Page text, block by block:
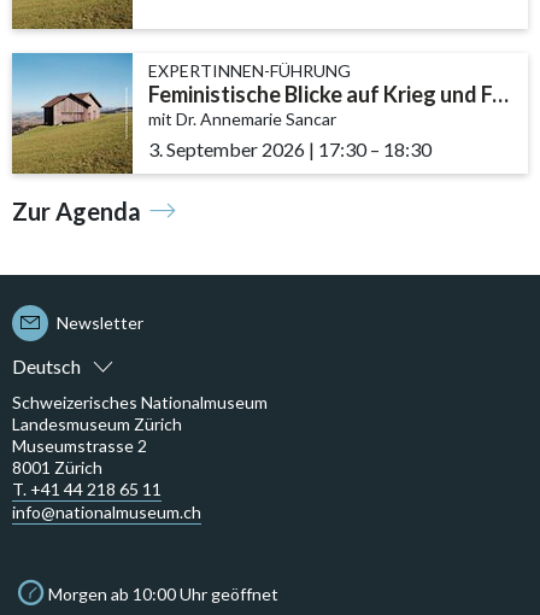
EXPERTINNEN-FÜHRUNG
Feministische Blicke auf Krieg und Frieden
mit Dr. Annemarie Sancar
3. September 2026 | 17:30accessibility.time_to
– 18:30
Zur Agenda
Deutsch
Newsletter
Schweizerisches Nationalmuseum
Landesmuseum Zürich
Museumstrasse 2
8001 Zürich
T. +41 44 218 65 11
info@nationalmuseum.ch
Morgen ab 10:00 Uhr geöffnet